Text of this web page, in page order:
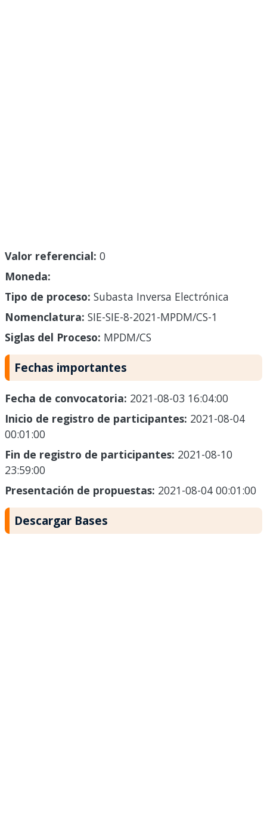
Valor referencial: 0
Moneda:
Tipo de proceso: Subasta Inversa Electrónica
Nomenclatura: SIE-SIE-8-2021-MPDM/CS-1
Siglas del Proceso: MPDM/CS
Fechas importantes
Fecha de convocatoria: 2021-08-03 16:04:00
Inicio de registro de participantes: 2021-08-04
00:01:00
Fin de registro de participantes: 2021-08-10
23:59:00
Presentación de propuestas: 2021-08-04 00:01:00
Descargar Bases